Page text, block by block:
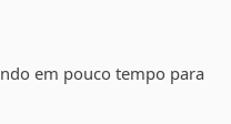
em pouco tempo para